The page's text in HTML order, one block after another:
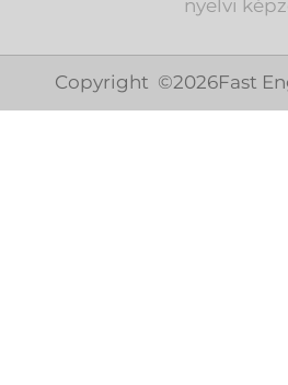
nyelvi
Copyright ©2026Fast